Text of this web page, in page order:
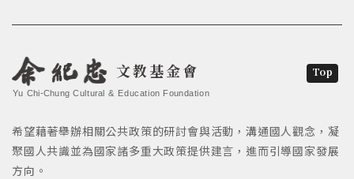
文教基金會
Yu Chi-Chung Cultural & Education Foundation
希望藉著舉辦相關公共政策的研討會與活動，溝通國人觀念，凝
聚國人共識並為國家諸多重大政策提供建言，進而引導國家發展
方向。
Top